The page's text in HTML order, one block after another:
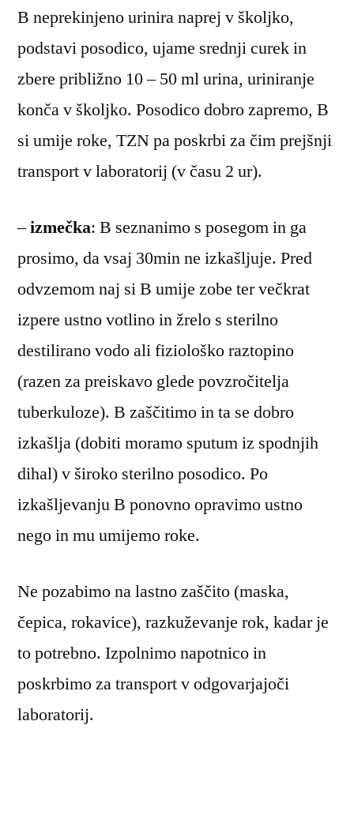
B neprekinjeno urinira naprej v školjko,
podstavi posodico, ujame srednji curek in
zbere približno 10 – 50 ml urina, uriniranje
konča v školjko. Posodico dobro zapremo, B
si umije roke, TZN pa poskrbi za čim prejšnji
transport v laboratorij (v času 2 ur).
–izmečka: B seznanimo s posegom in ga
prosimo, da vsaj 30min ne izkašljuje. Pred
odvzemom naj si B umije zobe ter večkrat
izpere ustno votlino in žrelo s sterilno
destilirano vodo ali fiziološko raztopino
(razen za preiskavo glede povzročitelja
tuberkuloze). B zaščitimo in ta se dobro
izkašlja (dobiti moramo sputum iz spodnjih
dihal) v široko sterilno posodico. Po
izkašljevanju B ponovno opravimo ustno
nego in mu umijemo roke.
Ne pozabimo na lastno zaščito (maska,
čepica, rokavice), razkuževanje rok, kadar je
to potrebno. Izpolnimo napotnico in
poskrbimo za transport v odgovarjajoči
laboratorij.